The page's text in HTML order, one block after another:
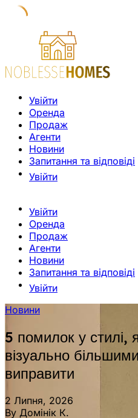
Увійти
Оренда
Продаж
Агенти
Новини
Запитання та відповіді
Увійти
Увійти
Оренда
Продаж
Агенти
Новини
Запитання та відповіді
Увійти
Новини
5 помилок у стилі,
візуально
виправити
2 Липня, 2026
By Домінік К.